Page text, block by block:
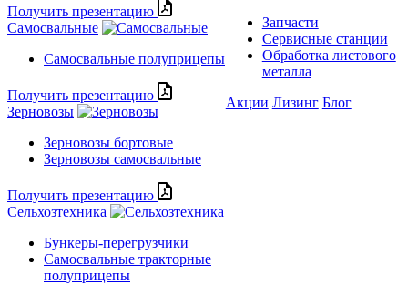
Получить презентацию
Самосвальные
Самосвальные полуприцепы
Получить презентацию
Зерновозы
Зерновозы бортовые
Зерновозы самосвальные
Получить презентацию
Сельхозтехника
Бункеры-перегрузчики
Самосвальные тракторные
полуприцепы
Запчасти
Сервисные станции
Обработка листового
металла
Акции Лизинг Блог